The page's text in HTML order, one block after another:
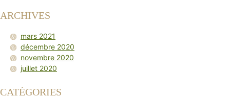
ARCHIVES
mars 2021
décembre 2020
novembre 2020
juillet 2020
CATÉGORIES